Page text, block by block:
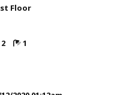
Floor
2
1